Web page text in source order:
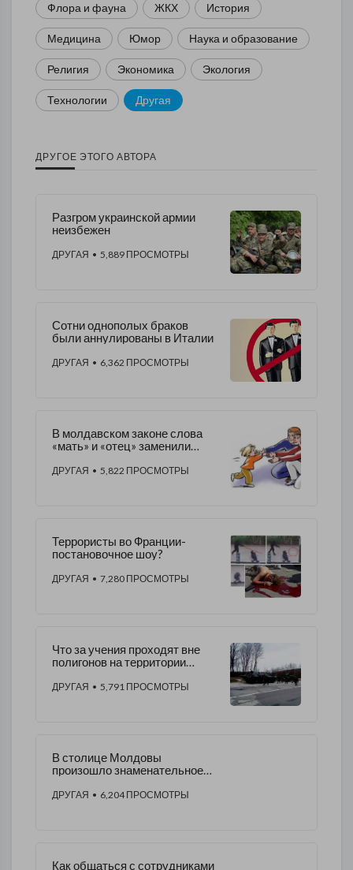
Флора и фауна ЖКХ История
Медицина Юмор Наука и образование
Религия Экономика Экология
Технологии Другая
ДРУГОЕ ЭТОГО АВТОРА
Разгром украинской армии
неизбежен
ДРУГАЯ • 5,889 ПРОСМОТРЫ
Сотни однополых браков
были аннулированы в Италии
ДРУГАЯ • 6,362 ПРОСМОТРЫ
В молдавском законе слова
«мать» и «отец» заменили
родителей»
ДРУГАЯ • 5,822 ПРОСМОТРЫ
Террористы во Франции-
постановочное шоу?
ДРУГАЯ • 7,280 ПРОСМОТРЫ
Что за учения проходят вне
полигонов на территории
ДРУГАЯ • 5,791 ПРОСМОТРЫ
В столице Молдовы
произошло знаменательное
ДРУГАЯ • 6,204 ПРОСМОТРЫ
Как общаться с сотрудниками